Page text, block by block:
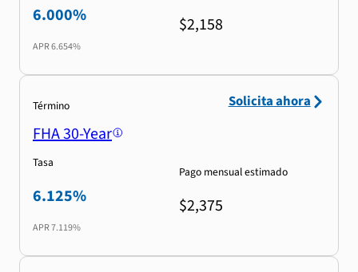
6.000%
APR6.654%
$2,158
Término
FHA 30-Year
Tasa
6.125%
APR7.119%
Pago mensual estimado
$2,375
Solicita ahora